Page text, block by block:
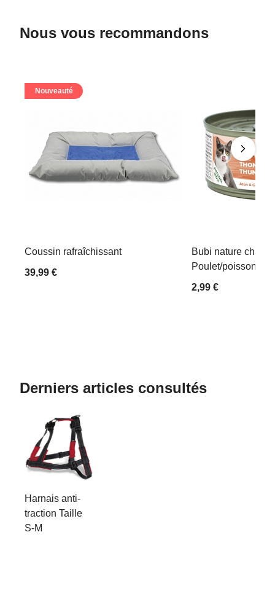
Nous vous recommandons
Nouveauté
Coussin rafraîchissant
39,99 €
Bubi nature chat
Poulet/poisson
2,99 €
Derniers articles consultés
Harnais anti-
traction Taille
S-M